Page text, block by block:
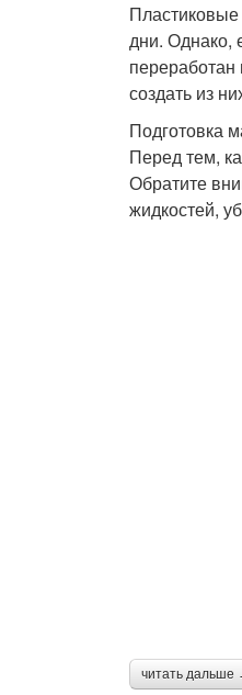
дни. Однако,
переработан
создать из
Подготовка
Перед тем,
Обратите
жидкостей,
читать дальше